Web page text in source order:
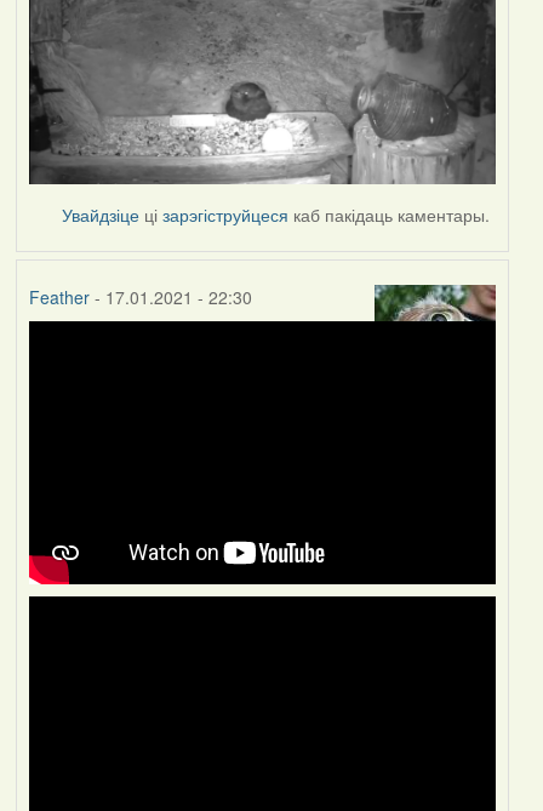
Увайдзіце цізарэгіструйцеся каб пакідаць каментары.
Feather- 17.01.2021 - 22:30